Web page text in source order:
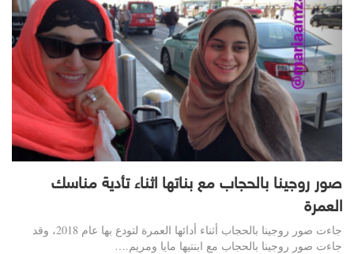
صور روجينا بالحجاب مع بناتها اثناء تأدية مناسك
العمرة
جاءت صور روجينا بالحجاب أثناء أدائها العمرة لتودع بها عام 2018، وقد
جاءت صور روجينا بالحجاب مع ابنتيها مايا ومريم.…